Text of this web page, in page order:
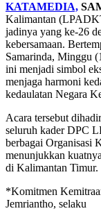
KATAMEDIA,
Kalimantan
jadinya yang ke-26
kebersamaan.
Samarinda, Minggu
ini menjadi simbol
menjaga harmoni
kedaulatan Negara
Acara tersebut
seluruh kader DPC
berbagai Organisasi
menunjukkan
di Kalimantan Timur.
*Komitmen
Jemriantho, selaku